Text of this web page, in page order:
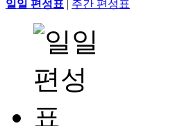
일일 편성표 | 주간 편성표